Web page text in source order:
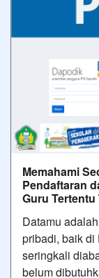
Memahami
Pendaftaran
Guru Tertentu
Datamu
pribadi, baik di
seringkali
belum